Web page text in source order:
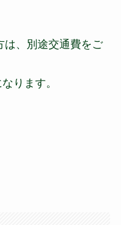
、別途交通費をご
ります。